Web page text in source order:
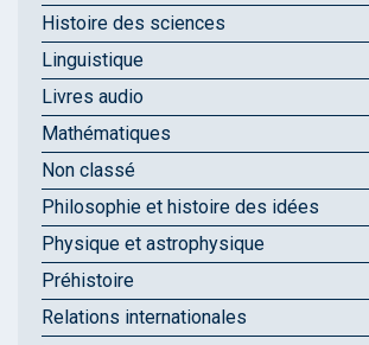
Histoire des sciences
Linguistique
Livres audio
Mathématiques
Non classé
Philosophie et histoire des idées
Physique et astrophysique
Préhistoire
Relations internationales